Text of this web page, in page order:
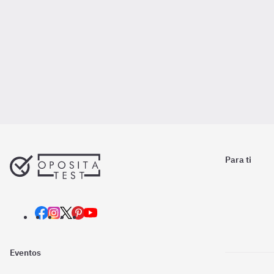
Para ti
Eventos